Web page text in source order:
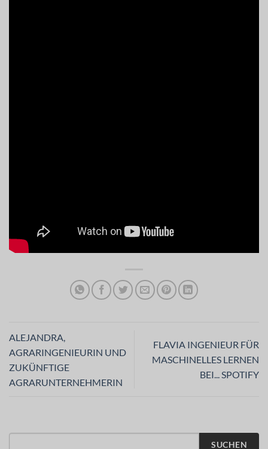
ALEJANDRA,
AGRARINGENIEURIN UND
ZUKÜNFTIGE
AGRARUNTERNEHMERIN
FLAVIA INGENIEUR FÜR
MASCHINELLES LERNEN
BEI... SPOTIFY
SUCHEN